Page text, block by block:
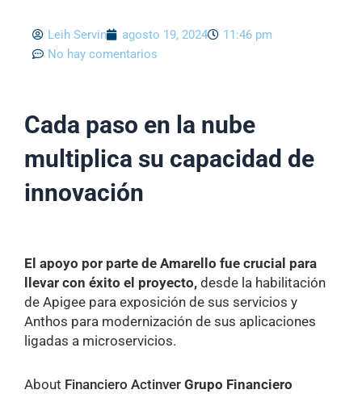
Leih Servin agosto 19, 2024
11:46 pm
No hay comentarios
Cada paso en la nube
multiplica su capacidad de
innovación
El apoyo por parte de Amarello fue crucial para
llevar con éxito el proyecto, desde la habilitación
de Apigee para exposición de sus servicios y
Anthos para modernización de sus aplicaciones
ligadas a microservicios.
About Financiero Actinver Grupo Financiero